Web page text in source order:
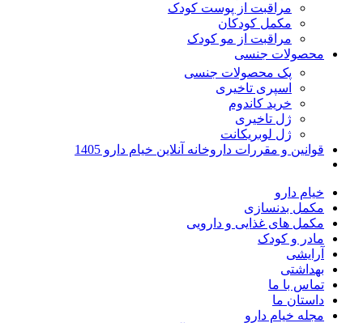
مراقبت از پوست کودک
مکمل کودکان
مراقبت از مو کودک
محصولات جنسی
پک محصولات جنسی
اسپری تاخیری
خرید کاندوم
ژل تاخیری
ژل لوبریکانت
قوانین و مقررات داروخانه آنلاین خیام دارو 1405
خیام دارو
مکمل بدنسازی
مکمل های غذایی و دارویی
مادر و کودک
آرایشی
بهداشتی
تماس با ما
داستان ما
مجله خیام دارو